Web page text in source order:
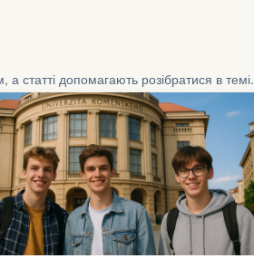
статті допомагають розібратися в темі.